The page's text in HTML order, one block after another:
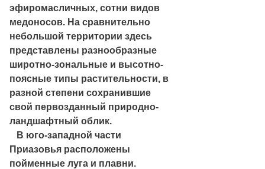
эфиромасличных, сотни видов
медоносов. На сравнительно
небольшой территории здесь
представлены разнообразные
широтно-зональные и высотно-
поясные типы растительности, в
разной степени сохранившие
свой первозданный природно-
ландшафтный облик.
В юго-западной части
Приазовья расположены
пойменные луга и плавни.